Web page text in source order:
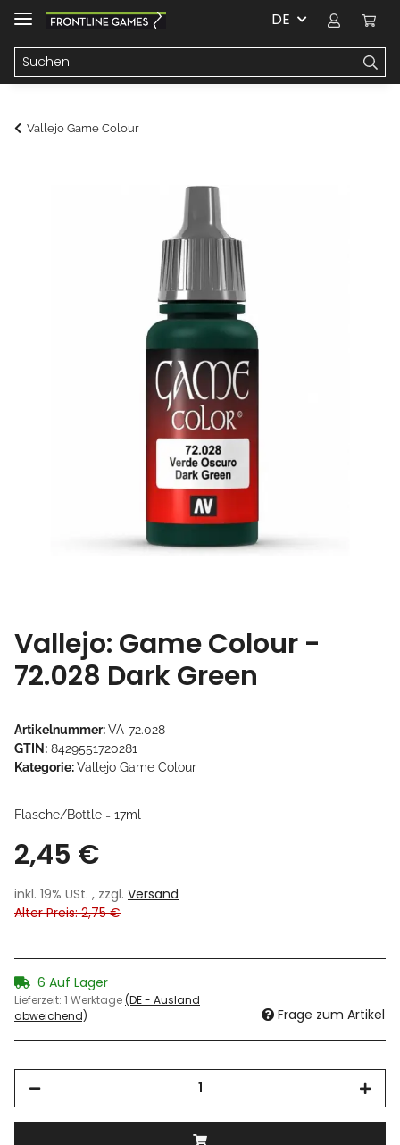
DE
Vallejo Game Colour
Vallejo: Game Colour -
72.028 Dark Green
Artikelnummer:VA-72.028
GTIN: 8429551720281
Kategorie:Vallejo Game Colour
Flasche/Bottle = 17ml
2,45 €
inkl. 19% USt. , zzgl. Versand
Alter Preis: 2,75 €
6 Auf Lager
Lieferzeit: 1 Werktage(DE - Ausland
abweichend)
Frage zum Artikel